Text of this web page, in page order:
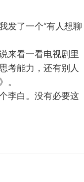
发了一个“有人想聊
来看一看电视剧里
考能力，还有别人
。
李白。没有必要这